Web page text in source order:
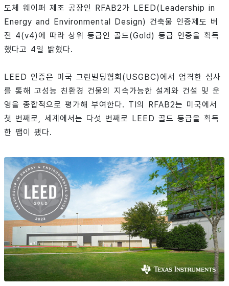
도체 웨이퍼 제조 공장인 RFAB2가 LEED(Leadership in
Energy and Environmental Design) 건축물 인증제도 버
전 4(v4)에 따라 상위 등급인 골드(Gold) 등급 인증을 획득
했다고 4일 밝혔다.
LEED 인증은 미국 그린빌딩협회(USGBC)에서 엄격한 심사
를 통해 고성능 친환경 건물의 지속가능한 설계와 건설 및 운
영을 종합적으로 평가해 부여한다. TI의 RFAB2는 미국에서
첫 번째로, 세계에서는 다섯 번째로 LEED 골드 등급을 획득
한 팹이 됐다.